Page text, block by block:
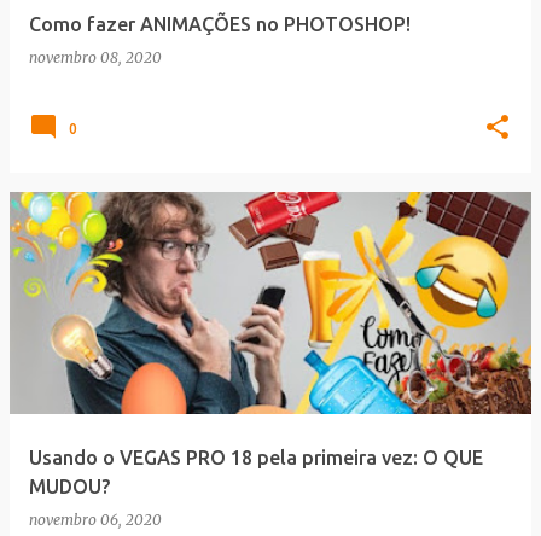
Como fazer ANIMAÇÕES no PHOTOSHOP!
novembro 08, 2020
0
Usando o VEGAS PRO 18 pela primeira vez: O QUE
MUDOU?
novembro 06, 2020